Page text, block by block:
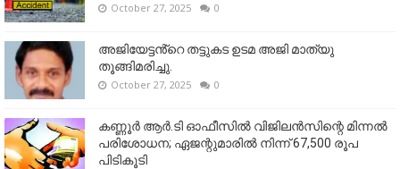
October 27, 2025 0
അജിയേട്ടൻ്റെ തട്ടുകട ഉടമ അജി മാത്യു
തൂങ്ങിമരിച്ചു.
October 27, 2025 0
കണ്ണൂര്‍ ആര്‍.ടി ഓഫീസില്‍ വിജിലൻസിന്റെ മിന്നല്‍
പരിശോധന; ഏജന്റുമാരില്‍ നിന്ന് 67,500 രൂപ
പിടികൂടി